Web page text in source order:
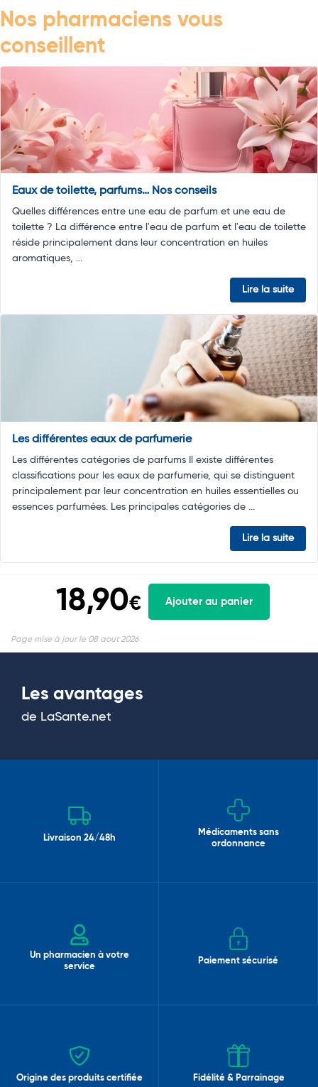
Nos pharmaciens vous
conseillent
Eaux de toilette, parfums… Nos conseils
Quelles différences entre une eau de parfum et une eau de
toilette ? La différence entre l'eau de parfum et l'eau de toilette
réside principalement dans leur concentration en huiles
aromatiques, ...
Lire la suite
Les différentes eaux de parfumerie
Les différentes catégories de parfums Il existe différentes
classifications pour les eaux de parfumerie, qui se distinguent
principalement par leur concentration en huiles essentielles ou
essences parfumées. Les principales catégories de ...
Lire la suite
18,90€ Ajouter au panier
Page mise à jour le 08 aout 2026
Les avantages
de LaSante.net
Livraison 24/48h
Médicaments sans
ordonnance
Un pharmacien à votre
service
Paiement sécurisé
Origine des produits certifiée Fidélité & Parrainage